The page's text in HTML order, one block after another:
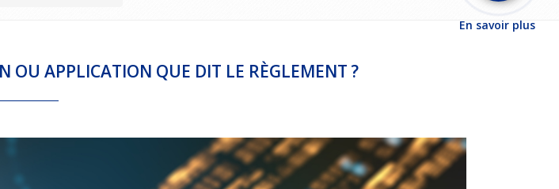
OU APPLICATION QUE DIT LE RÈGLEMENT ?
En savoir plus